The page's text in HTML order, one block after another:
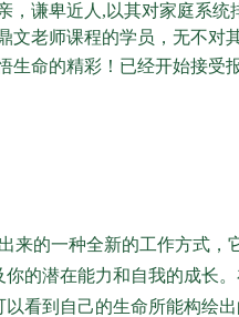
谦卑近人,以其对家庭系
老师课程的学员，无不
生命的精彩！已经开始接受
来的一种全新的工作方式
的潜在能力和自我的成长
看到自己的生命所能构绘